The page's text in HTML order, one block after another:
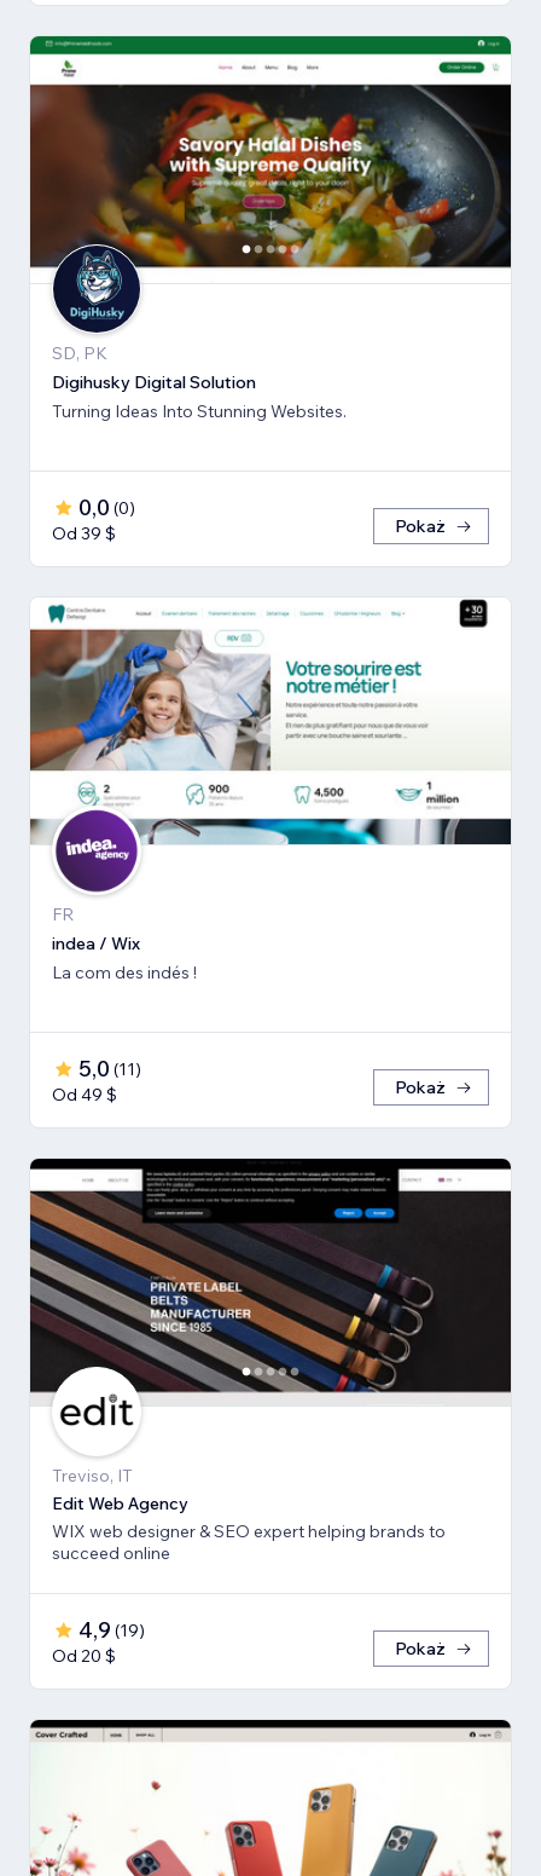
SD, PK
Digihusky Digital Solution
Turning Ideas Into Stunning Websites.
0,0 (0)
Od 39 $
Pokaż
FR
indea / Wix
La com des indés !
5,0 (11)
Od 49 $
Pokaż
Treviso, IT
Edit Web Agency
WIX web designer & SEO expert helping brands to
succeed online
4,9 (19)
Od 20 $
Pokaż